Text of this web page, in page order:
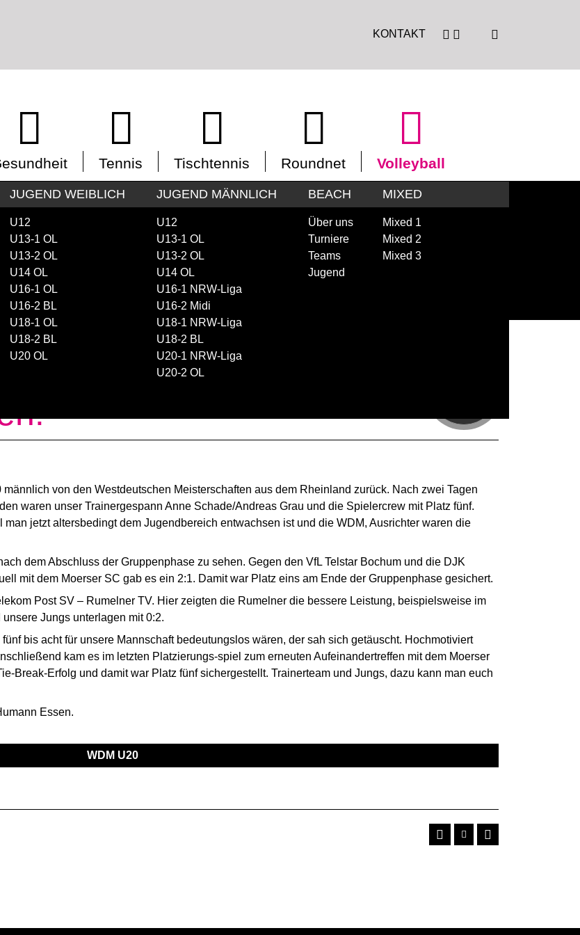
KONTAKT
Tennis Tischtennis Roundnet Volleyball
JUGEND WEIBLICH
U12
U13-1 OL
U13-2 OL
U14 OL
U16-1 OL
U16-2 BL
U18-1 OL
U18-2 BL
U20 OL
JUGEND MÄNNLICH
U12
U13-1 OL
U13-2 OL
U14 OL
U16-1 NRW-Liga
U16-2 Midi
U18-1 NRW-Liga
U18-2 BL
U20-1 NRW-Liga
U20-2 OL
BEACH
Über uns
Turniere
Teams
Jugend
MIXED
Mixed 1
Mixed 2
Mixed 3
sich Platz fünf bei
von den Westdeutschen Meisterschaften aus dem Rheinland zurück. Nach zwei Tagen
waren unser Trainergespann Anne Schade/Andreas Grau und die Spielercrew mit Platz fünf.
jetzt altersbedingt dem Jugendbereich entwachsen ist und die WDM, Ausrichter waren die
dem Abschluss der Gruppenphase zu sehen. Gegen den VfL Telstar Bochum und die DJK
mit dem Moerser SC gab es ein 2:1. Damit war Platz eins am Ende der Gruppenphase gesichert.
Post SV – Rumelner TV. Hier zeigten die Rumelner die bessere Leistung, beispielsweise im
Jungs unterlagen mit 0:2.
bis acht für unsere Mannschaft bedeutungslos wären, der sah sich getäuscht. Hochmotiviert
kam es im letzten Platzierungs-spiel zum erneuten Aufeinandertreffen mit dem Moerser
Break-Erfolg und damit war Platz fünf sichergestellt. Trainerteam und Jungs, dazu kann man euch
Essen.
WDM U20